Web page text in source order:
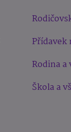
Přídavek
Rodina a
Škola a